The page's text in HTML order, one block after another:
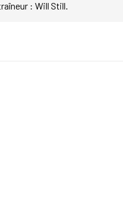
: Will Still.